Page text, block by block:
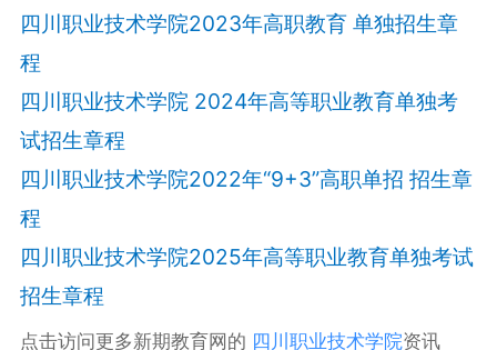
四川职业技术学院2023年高职教育 单独招生章
程
四川职业技术学院 2024年高等职业教育单独考
试招生章程
四川职业技术学院2022年“9+3”高职单招 招生章
程
四川职业技术学院2025年高等职业教育单独考试
招生章程
点击访问更多新期教育网的 四川职业技术学院资讯